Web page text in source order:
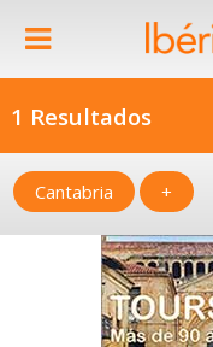
1 Resultados
Cantabria +